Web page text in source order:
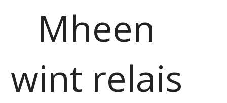
Mheen
wint relais